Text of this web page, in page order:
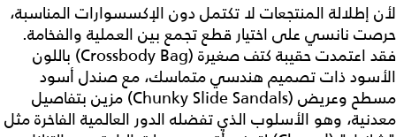
لأن إطلالة المنتجعات لا تكتمل دون الإكسسوارات المناسبة،
حرصت نانسي على اختيار قطع تجمع بين العملية والفخامة.
فقد اعتمدت حقيبة كتف صغيرة (Crossbody Bag) باللون
الأسود ذات تصميم هندسي متماسك، مع صندل أسود
مسطح وعريض (Chunky Slide Sandals) مزين بتفاصيل
معدنية، وهو الأسلوب الذي تفضله الدور العالمية الفاخرة مثل